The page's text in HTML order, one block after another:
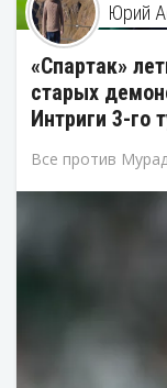
Юрий
«Спартак»
старых
Интриги 3-го
Все против